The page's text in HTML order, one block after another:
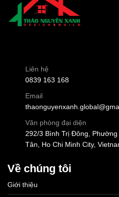
Liên hệ
0839 163 168
Email
Văn phòng đại diện
292/3 Bình Trị Đông,
Tân, Ho Chi Minh City,
Về chúng tôi
Giới thiệu